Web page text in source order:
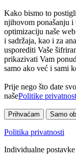
Kako bismo to
njihovom ponašanju
optimizaciju naše
i sadržaja, kao i za
usporediti Vaše
prikazivati Vam
samo ako već i sami
Prije nego što date
našePolitike
Prihvaćam Samo
Politika privatnosti
Individualne postavke